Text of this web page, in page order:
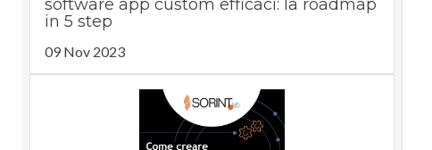
software app custom efficaci: la roadmap
in 5 step
09 Nov 2023